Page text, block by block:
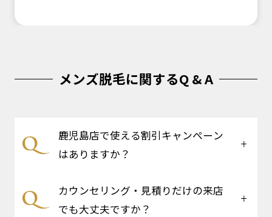
メンズ脱毛に関するQ & A
鹿児島店で使える割引キャンぺーン
はありますか？
カウンセリング・見積りだけの来店
でも大丈夫ですか？